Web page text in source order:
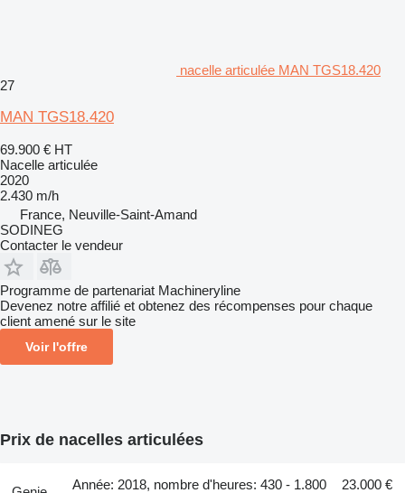
nacelle articulée MAN TGS18.420
27
MAN TGS18.420
69.900 € HT
Nacelle articulée
2020
2.430 m/h
France, Neuville-Saint-Amand
SODINEG
Contacter le vendeur
Programme de partenariat Machineryline
Devenez notre affilié et obtenez des récompenses pour chaque
client amené sur le site
Voir l'offre
Prix de nacelles articulées
Année: 2018, nombre d'heures: 430 - 1.800
23.000 €